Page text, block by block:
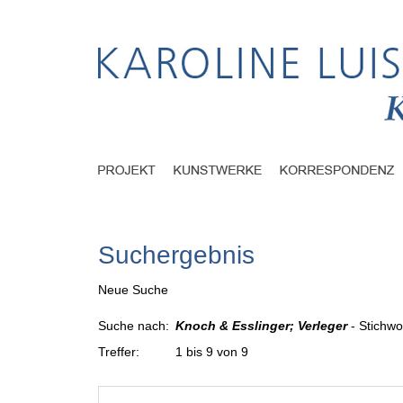
Suchergebnis
Neue Suche
Suche nach: Knoch & Esslinger; Verleger-
Treffer:
1 bis 9 von 9